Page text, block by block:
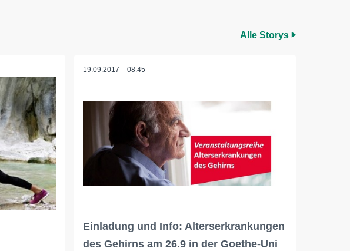
Alle Storys
19.09.2017 – 08:45
Einladung und Info: Alterserkrankungen
des Gehirns am 26.9 in der Goethe-Uni